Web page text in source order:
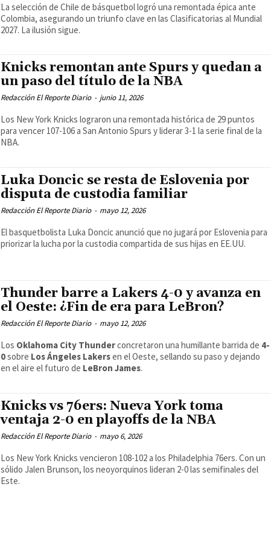
La selección de Chile de básquetbol logró una remontada épica ante
Colombia, asegurando un triunfo clave en las Clasificatorias al Mundial
2027. La ilusión sigue.
Knicks remontan ante Spurs y quedan a
un paso del título de la NBA
Redacción El Reporte Diario - junio 11, 2026
Los New York Knicks lograron una remontada histórica de 29 puntos
para vencer 107-106 a San Antonio Spurs y liderar 3-1 la serie final de la
NBA.
Luka Doncic se resta de Eslovenia por
disputa de custodia familiar
Redacción El Reporte Diario - mayo 12, 2026
El basquetbolista Luka Doncic anunció que no jugará por Eslovenia para
priorizar la lucha por la custodia compartida de sus hijas en EE.UU.
Thunder barre a Lakers 4-0 y avanza en
el Oeste: ¿Fin de era para LeBron?
Redacción El Reporte Diario - mayo 12, 2026
Los Oklahoma City Thunderconcretaron una humillante barrida de 4-
0sobre Los Ángeles Lakersen el Oeste, sellando su paso y dejando
en el aire el futuro de LeBron James.
Knicks vs 76ers: Nueva York toma
ventaja 2-0 en playoffs de la NBA
Redacción El Reporte Diario - mayo 6, 2026
Los New York Knicks vencieron 108-102 a los Philadelphia 76ers. Con un
sólido Jalen Brunson, los neoyorquinos lideran 2-0 las semifinales del
Este.